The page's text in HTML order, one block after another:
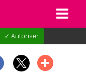
✓ Autoriser